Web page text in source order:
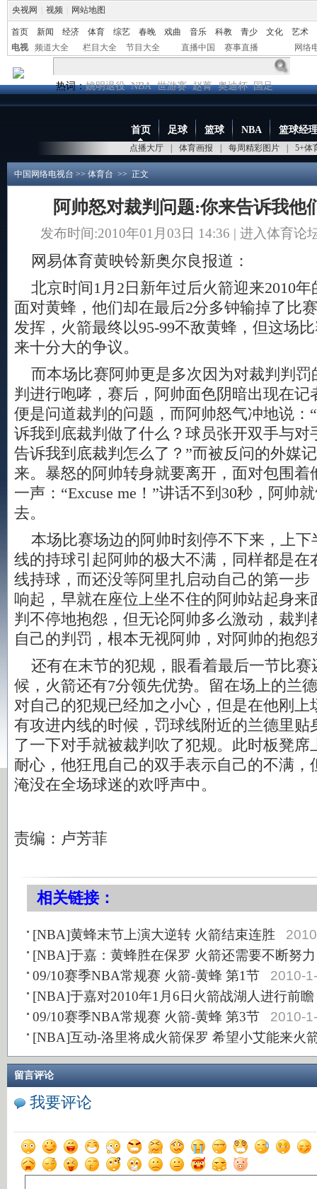
央视网 视频 网站地图
首页 新闻 经济 体育 综艺 春晚 戏曲 音乐 科教 青少 文化
艺术
电视
频道大全 栏目大全 节目大全 直播中国 赛事直播 网络
热词：姚明退役 NBA 世游赛 赵菁 奥迪杯 国足
首页
点播大厅 体育画报 每周精彩图片 5+体
足球 篮球 NBA 篮球经
中国网络电视台 >> 体育台 >> 正文
阿帅怒对裁判问题:你来告诉我他
发布时间:2010年01月03日 14:36 | 进入体育论
网易体育黄映铃新奥尔良报道：
北京时间1月2日新年过后火箭迎来2010年
面对黄蜂，他们却在最后2分多钟输掉了比
发挥，火箭最终以95-99不敌黄蜂，但这场
来十分大的争议。
而本场比赛阿帅更是多次因为对裁判判罚
判进行咆哮，赛后，阿帅面色阴暗出现在记
便是问道裁判的问题，而阿帅怒气冲地说：
诉我到底裁判做了什么？球员张开双手与对
告诉我到底裁判怎么了？”而被反问的外媒
来。暴怒的阿帅转身就要离开，面对包围着
一声：“Excuse me！”讲话不到30秒，阿帅
去。
本场比赛场边的阿帅时刻停不下来，上下
线的持球引起阿帅的极大不满，同样都是在
线持球，而还没等阿里扎启动自己的第一步
响起，早就在座位上坐不住的阿帅站起身来
判不停地抱怨，但无论阿帅多么激动，裁判
自己的判罚，根本无视阿帅，对阿帅的抱怨
还有在末节的犯规，眼看着最后一节比赛
候，火箭还有7分领先优势。留在场上的兰
对自己的犯规已经加之小心，但是在他刚上
有攻进内线的时候，罚球线附近的兰德里贴
了一下对手就被裁判吹了犯规。此时板凳席
耐心，他狂甩自己的双手表示自己的不满，
淹没在全场球迷的欢呼声中。
责编：卢芳菲
相关链接：
[NBA]黄蜂末节上演大逆转 火箭结束连胜
[NBA]于嘉：黄蜂胜在保罗 火箭还需要不断努力
09/10赛季NBA常规赛 火箭-黄蜂 第1节
2010-
[NBA]于嘉对2010年1月6日火箭战湖人进行前瞻
09/10赛季NBA常规赛 火箭-黄蜂 第3节
2010-
[NBA]互动-洛里将成火箭保罗 希望小艾能来火
留言评论
我要评论